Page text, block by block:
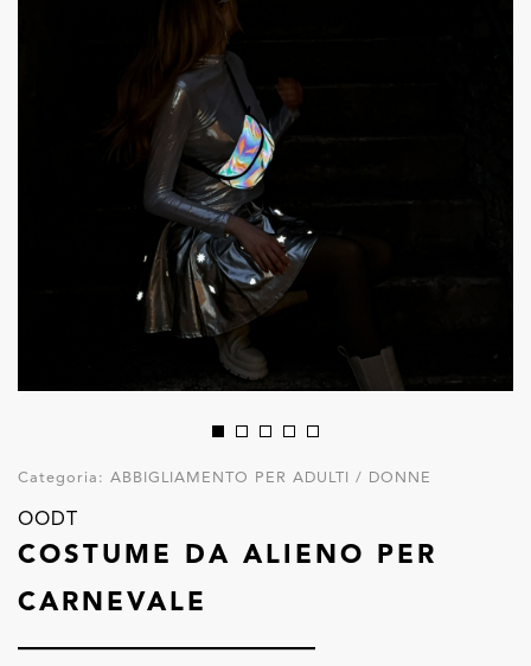
Categoria: ABBIGLIAMENTO PER ADULTI / DONNE
OODT
COSTUME DA ALIENO PER
CARNEVALE